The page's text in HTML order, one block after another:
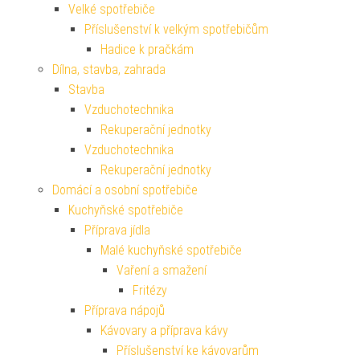
Velké spotřebiče
Příslušenství k velkým spotřebičům
Hadice k pračkám
Dílna, stavba, zahrada
Stavba
Vzduchotechnika
Rekuperační jednotky
Vzduchotechnika
Rekuperační jednotky
Domácí a osobní spotřebiče
Kuchyňské spotřebiče
Příprava jídla
Malé kuchyňské spotřebiče
Vaření a smažení
Fritézy
Příprava nápojů
Kávovary a příprava kávy
Příslušenství ke kávovarům